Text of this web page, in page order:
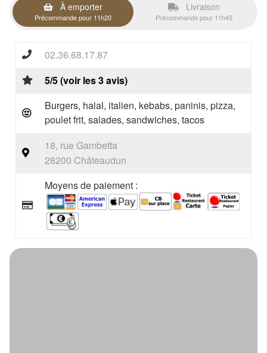
À emporter
Précommande pour 11h20
Livraison
Précommande pour 11h45
02.36.68.17.87
5/5 (voir les 3 avis)
Burgers, halal, italien, kebabs, paninis, pizza,
poulet frit, salades, sandwiches, tacos
18, rue Gambetta
28200 Châteaudun
Moyens de paiement :